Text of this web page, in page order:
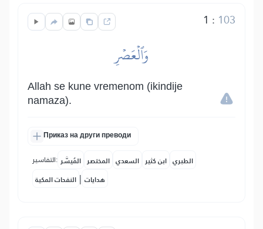
1 : 103
وَٱلۡعَصۡرِ
Allah se kune vremenom (ikindije
namaza).
Приказ на други преводи
التفاسير: المُيسَّر المختصر السعدي ابن كثير الطبري
النفحات المكية | هدايات